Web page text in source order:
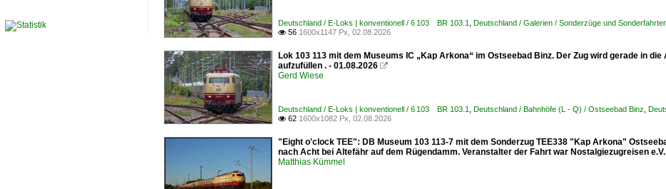
Deutschland / E-Loks | konventionell / 6 103 BR 103.1 Deutschland / Galerien / Sonderzüge und
 56 1600x1147 Px, 02.08.2026
Lok 103 113 mit dem Museums IC „Kap Arkona“ im Ostseebad Binz. Der Zug wird gerade in
aufzufüllen . - 01.08.2026 
Gerd Wiese
Deutschland / E-Loks | konventionell / 6 103 BR 103.1 Deutschland / Bahnhöfe (L - Q) / Ostseebad Binz
 62 1600x1082 Px, 02.08.2026
"Eight o'clock TEE": DB Museum 103 113-7 mit dem Sonderzug TEE338 "Kap Arkona"
nach Acht bei Altefähr auf dem Rügendamm. Veranstalter der Fahrt war Nostalgiezugreisen
Matthias Kümmel